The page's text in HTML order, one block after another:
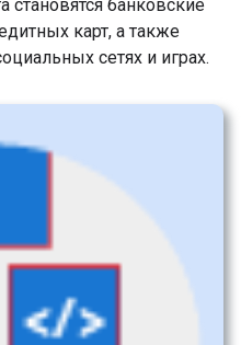
банковские
карт, а также
сетях и играх.